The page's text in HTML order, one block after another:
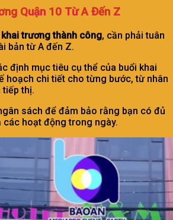
Quận 10 Từ A Đến Z
khai trương thành công, cần phải tuân
bản từ A đến Z.
định mục tiêu cụ thể của buổi khai
hoạch chi tiết cho từng bước, từ nhân
thị.
sách để đảm bảo rằng bạn có đủ
hoạt động trong ngày.